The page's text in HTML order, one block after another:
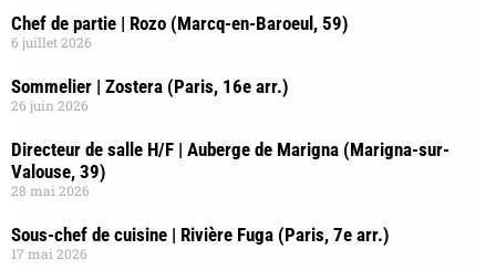
Chef de partie | Rozo (Marcq-en-Baroeul, 59)
6 juillet 2026
Sommelier | Zostera (Paris, 16e arr.)
26 juin 2026
Directeur de salle H/F | Auberge de Marigna (Marigna-sur-
Valouse, 39)
28 mai 2026
Sous-chef de cuisine | Rivière Fuga (Paris, 7e arr.)
17 mai 2026